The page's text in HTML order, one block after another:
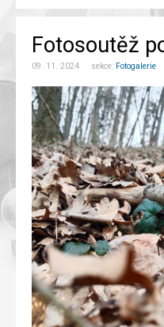
Fotosoutěž
09. 11. 2024 sekce: Fotogalerie